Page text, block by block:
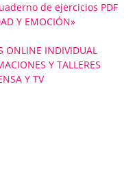
de ejercicios PDF
Y EMOCIÓN»
ONLINE INDIVIDUAL
Y TALLERES
Y TV